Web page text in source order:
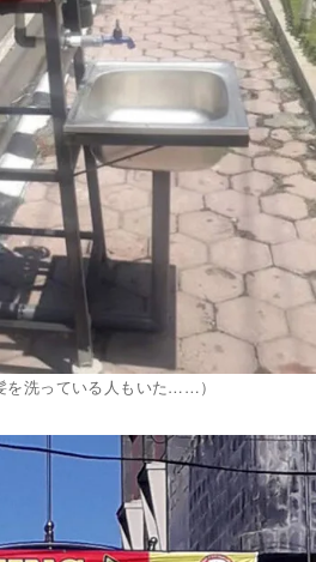
を洗っている人もいた……）